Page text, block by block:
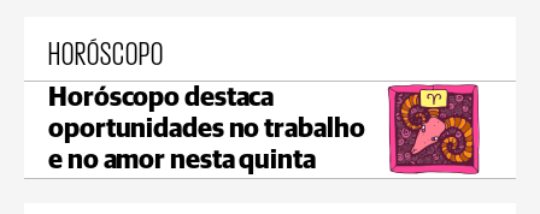
HORÓSCOPO
Horóscopo destaca
oportunidades no trabalho
e no amor nesta quinta